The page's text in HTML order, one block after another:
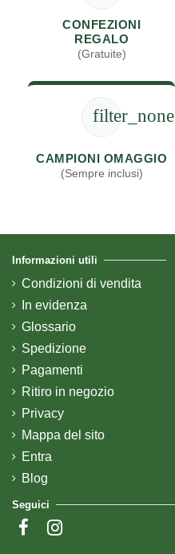
CONFEZIONI
REGALO
(Gratuite)
filter_none
CAMPIONI OMAGGIO
(Sempre inclusi)
Informazioni utili
Condizioni di vendita
In evidenza
Glossario
Spedizione
Pagamenti
Ritiro in negozio
Privacy
Mappa del sito
Entra
Blog
Seguici